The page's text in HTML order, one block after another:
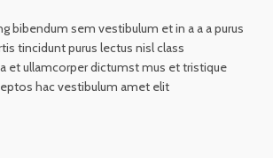
bibendum sem vestibulum et in a a a purus
tincidunt purus lectus nisl class
et ullamcorper dictumst mus et tristique
hac vestibulum amet elit